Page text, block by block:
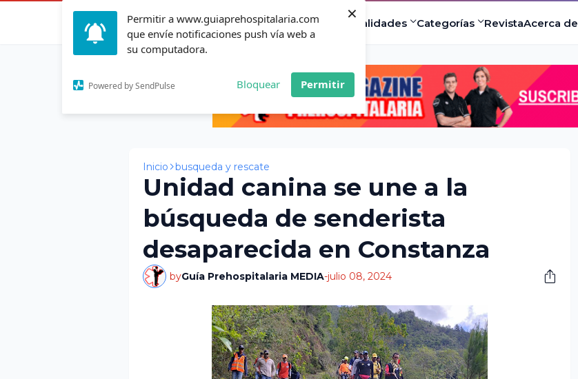
Permitir a www.guiaprehospitalaria.com
que envíe notificaciones push vía web a
su computadora.
Powered by SendPulse Bloquear Permitir
×
InicioActualidad Especialidades Categorías RevistaAcerca de
Inicio busqueda y rescate
Unidad canina se une a la
búsqueda de senderista
desaparecida en Constanza
byGuía Prehospitalaria MEDIA-julio 08, 2024